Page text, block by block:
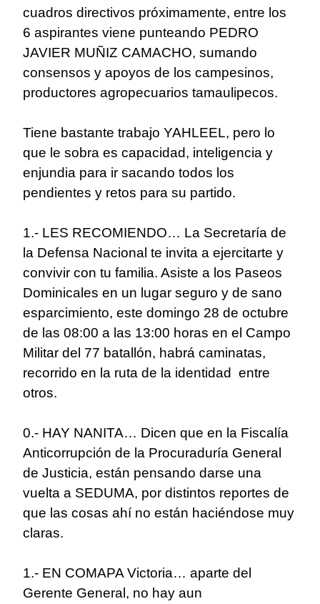
cuadros directivos próximamente, entre los
6 aspirantes viene punteando PEDRO
JAVIER MUÑIZ CAMACHO, sumando
consensos y apoyos de los campesinos,
productores agropecuarios tamaulipecos.
Tiene bastante trabajo YAHLEEL, pero lo
que le sobra es capacidad, inteligencia y
enjundia para ir sacando todos los
pendientes y retos para su partido.
1.- LES RECOMIENDO… La Secretaría de
la Defensa Nacional te invita a ejercitarte y
convivir con tu familia. Asiste a los Paseos
Dominicales en un lugar seguro y de sano
esparcimiento, este domingo 28 de octubre
de las 08:00 a las 13:00 horas en el Campo
Militar del 77 batallón, habrá caminatas,
recorrido en la ruta de la identidad entre
otros.
0.- HAY NANITA… Dicen que en la Fiscalía
Anticorrupción de la Procuraduría General
de Justicia, están pensando darse una
vuelta a SEDUMA, por distintos reportes de
que las cosas ahí no están haciéndose muy
claras.
1.- EN COMAPA Victoria… aparte del
Gerente General, no hay aun